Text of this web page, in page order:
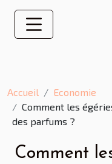
Accueil
Economie
Comment les
des parfums ?
Comment